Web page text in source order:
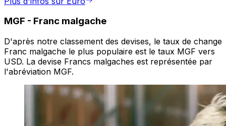
MGF - Franc malgache
D'après notre classement des devises, le taux de change
Franc malgache le plus populaire est le taux MGF vers
USD. La devise Francs malgaches est représentée par
l'abréviation MGF.